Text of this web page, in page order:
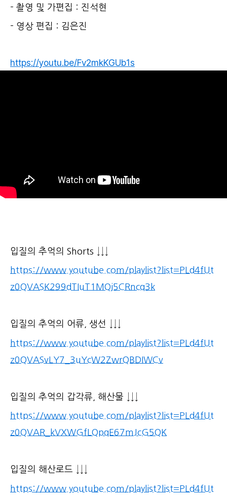
- 촬영 및 가편집 : 진석현
- 영상 편집 : 김은진
https://youtu.be/Fv2mkKGUb1s
입질의 추억의 Shorts ↓↓↓
https://www.youtube.com/playlist?list=PLd4fUt
z0QVASK299dTIuT1MQj5CRncq3k
입질의 추억의 어류, 생선 ↓↓↓
https://www.youtube.com/playlist?list=PLd4fUt
z0QVASvLY7_3uYcW2ZwrQBDIWCv
입질의 추억의 갑각류, 해산물 ↓↓↓
https://www.youtube.com/playlist?list=PLd4fUt
z0QVAR_kVXWGfLQpqE67mJcG5QK
입질의 해산로드 ↓↓↓
https://www.youtube.com/playlist?list=PLd4fUt